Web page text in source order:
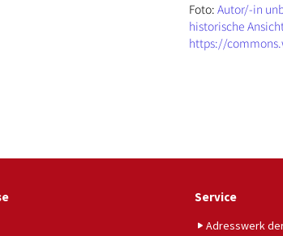
Foto: Autor/-in
historische
https://
Service
Adresswerk